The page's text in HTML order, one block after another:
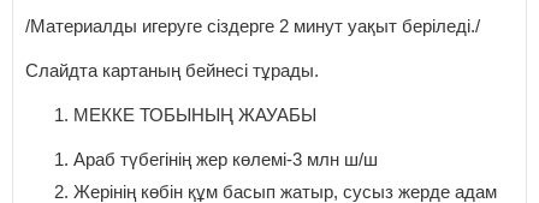
/Материалды игеруге сіздерге 2 минут уақыт беріледі./
Слайдта картаның бейнесі тұрады.
МЕККЕ ТОБЫНЫҢ ЖАУАБЫ
Араб түбегінің жер көлемі-3 млн ш/ш
Жерінің көбін құм басып жатыр, сусыз жерде адам